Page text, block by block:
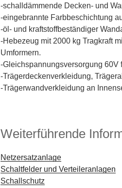
-schalldämmende Decken- und
-eingebrannte Farbbeschichtung
-öl- und kraftstoffbeständiger
-Hebezeug mit 2000 kg Tragkraft
Umformern.
-Gleichspannungsversorgung 60V
-Trägerdeckenverkleidung,
-Trägerwandverkleidung an
Weiterführende
Netzersatzanlage
Schaltfelder und Verteileranlagen
Schallschutz